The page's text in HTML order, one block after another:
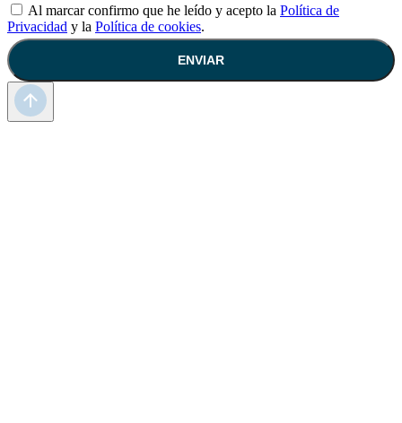
Al marcar confirmo que he leído y acepto la Política de
Privacidad y la Política de cookies.
ENVIAR